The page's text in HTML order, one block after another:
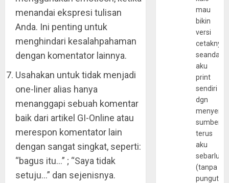
menandai ekspresi tulisan
Anda. Ini penting untuk
menghindari kesalahpahaman
dengan komentator lainnya.
Usahakan untuk tidak menjadi
one-liner alias hanya
menanggapi sebuah komentar
baik dari artikel GI-Online atau
merespon komentator lain
dengan sangat singkat, seperti:
“bagus itu…” ; “Saya tidak
setuju…” dan sejenisnya.
mau
bikin
versi
cetaknya
aku
print
sendiri
dgn
sumber
terus
aku
(tanpa